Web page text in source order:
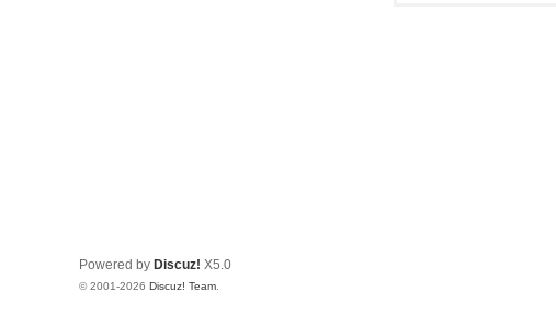
Powered by Discuz! X5.0
© 2001-2026 Discuz! Team